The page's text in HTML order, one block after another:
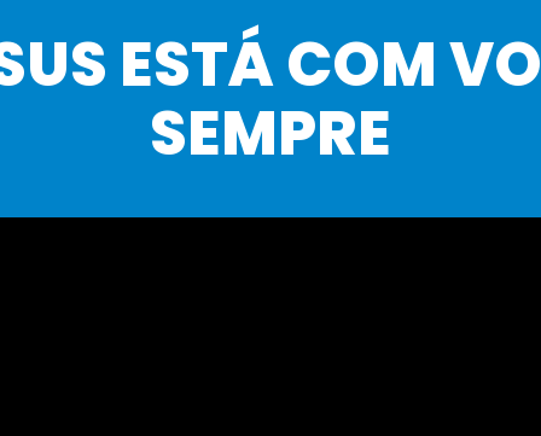
ESTÁ COM
SEMPRE